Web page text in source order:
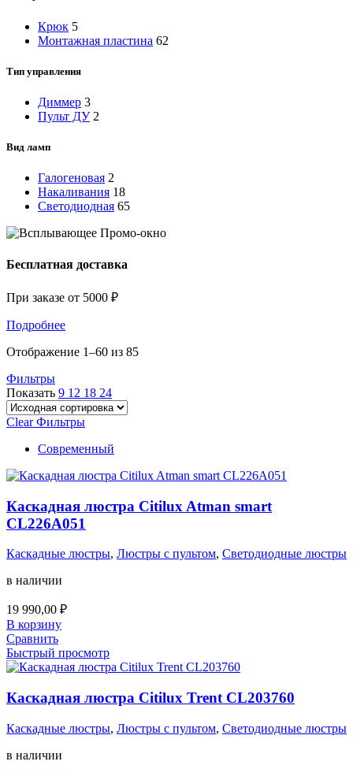
Крюк 5
Монтажная пластина 62
Тип управления
Диммер 3
Пульт ДУ 2
Вид ламп
Галогеновая 2
Накаливания 18
Светодиодная 65
Бесплатная доставка
При заказе от 5000 ₽
Подробнее
Отображение 1–60 из 85
Фильтры
Показать 9 12 18 24
Clear Фильтры
Современный
Каскадная люстра Citilux Atman smart
CL226A051
Каскадные люстры, Люстры с пультом, Светодиодные люстры
в наличии
19 990,00 ₽
В корзину
Сравнить
Быстрый просмотр
Каскадная люстра Citilux Trent CL203760
Каскадные люстры, Люстры с пультом, Светодиодные люстры
в наличии